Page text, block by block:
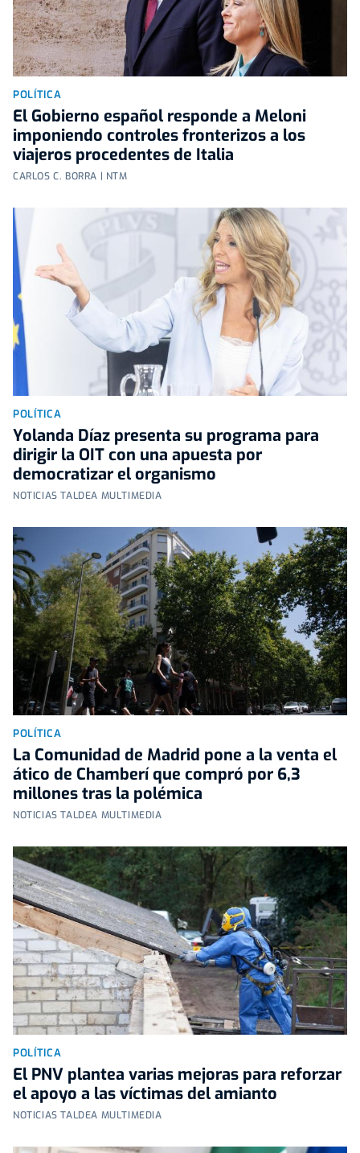
POLÍTICA
El Gobierno español responde a Meloni
imponiendo controles fronterizos a los
viajeros procedentes de Italia
CARLOS C. BORRA | NTM
POLÍTICA
Yolanda Díaz presenta su programa para
dirigir la OIT con una apuesta por
democratizar el organismo
NOTICIAS TALDEA MULTIMEDIA
POLÍTICA
La Comunidad de Madrid pone a la venta el
ático de Chamberí que compró por 6,3
millones tras la polémica
NOTICIAS TALDEA MULTIMEDIA
POLÍTICA
El PNV plantea varias mejoras para reforzar
el apoyo a las víctimas del amianto
NOTICIAS TALDEA MULTIMEDIA